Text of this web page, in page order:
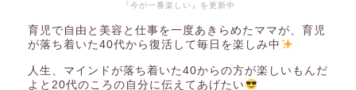
『今が一番楽しい』を更新中
育児で自由と美容と仕事を一度あきらめたママが、育児
が落ち着いた40代から復活して毎日を楽しみ中
人生、マインドが落ち着いた40からの方が楽しいもんだ
よと20代のころの自分に伝えてあげたい